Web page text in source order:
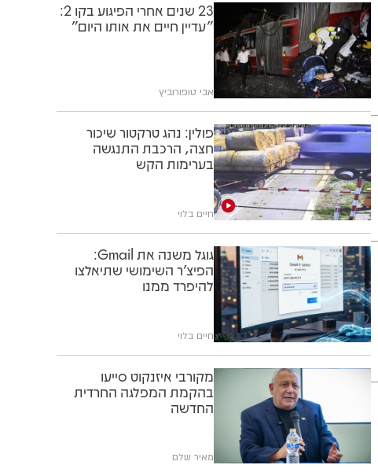
23 שנים אחרי הפיגוע בקו 2:
"עדיין חיים את אותו היום"
אבי טופורוביץ
פולין: נהג טרקטור שיכור
חצה, הרכבת התנגשה
בערימות הקש
חיים בלוי
גוגל משנה את Gmail:
הפיצ'ר השימושי שתיאלצו
להיפרד ממנו
חיים בלוי
מקורבי איזנקוט סייעו
בהקמת המפלגה החרדית
החדשה
מאיר שלם